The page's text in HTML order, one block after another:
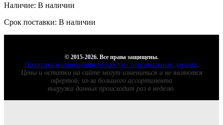
Наличие: В наличии
Срок поставки: В наличии
© 2015-2026. Все права защищены.
Политика в отношении обработки персональных данных.
Цены и остатки на сайте могут измениться и не являются
офертой, из-за большого ассортимента
выгрузка данных происходит раз в неделю.